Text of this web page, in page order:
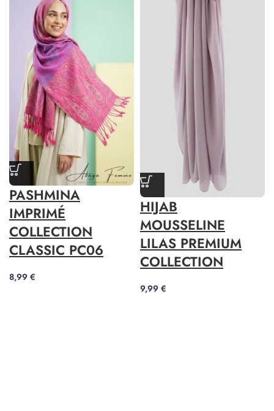
PASHMINA
IMPRIMÉ
COLLECTION
CLASSIC PC06
8,99 €
HIJAB
MOUSSELINE
LILAS PREMIUM
COLLECTION
9,99 €